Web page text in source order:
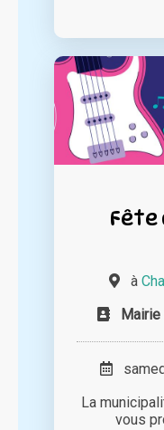
Fête
à
samedi
La
vous